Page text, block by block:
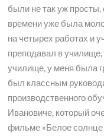
были не так уж
времени уже была
на четырех работах и
преподавал в
училище, у меня была
был классным
производственного
Ивановиче, который
фильме «Белое солнце